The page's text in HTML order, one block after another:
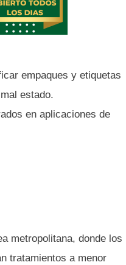
empaques y etiquetas
estado.
en aplicaciones de
metropolitana, donde los
tratamientos a menor